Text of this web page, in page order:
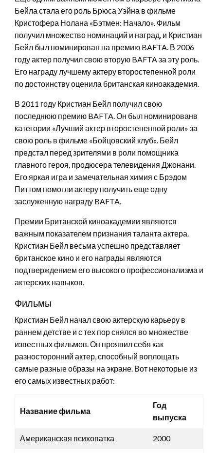
Бейла стала его роль Брюса Уэйна в фильме
Кристофера Нолана «Бэтмен: Начало». Фильм
получил множество номинаций и наград, и Кристиан
Бейл был номинирован на премию BAFTA. В 2006
году актер получил свою вторую BAFTA за эту роль.
Его награду лучшему актеру второстепенной роли
по достоинству оценила британская киноакадемия.
В 2011 году Кристиан Бейл получил свою
последнюю премию BAFTA. Он был номинированв
категории «Лучший актер второстепенной роли» за
свою роль в фильме «Бойцовский клуб». Бейл
предстал перед зрителями в роли помощника
главного героя, продюсера телевидения Джонани.
Его яркая игра и замечательная химия с Брэдом
Питтом помогли актеру получить еще одну
заслуженную награду BAFTA.
Премии Британской киноакадемии являются
важным показателем признания таланта актера.
Кристиан Бейл весьма успешно представляет
британское кино и его награды являются
подтверждением его высокого профессионализма и
актерских навыков.
Фильмы
Кристиан Бейл начал свою актерскую карьеру в
раннем детстве и с тех пор снялся во множестве
известных фильмов. Он проявил себя как
разносторонний актер, способный воплощать
самые разные образы на экране. Вот некоторые из
его самых известных работ:
Название фильма
Год
выпуска
Американская психопатка 2000